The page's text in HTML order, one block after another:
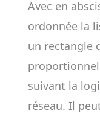
Avec en
ordonnée la
un rectangle
suivant la
réseau. Il